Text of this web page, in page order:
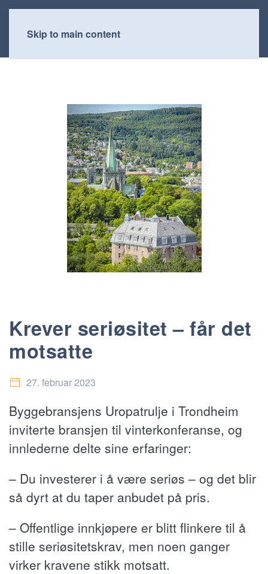
Skip to main content
Krever seriøsitet – får det
motsatte
27. februar 2023
Byggebransjens Uropatrulje i Trondheim
inviterte bransjen til vinterkonferanse, og
innlederne delte sine erfaringer:
– Du investerer i å være seriøs – og det blir
så dyrt at du taper anbudet på pris.
– Offentlige innkjøpere er blitt flinkere til å
stille seriøsitetskrav, men noen ganger
virker kravene stikk motsatt.